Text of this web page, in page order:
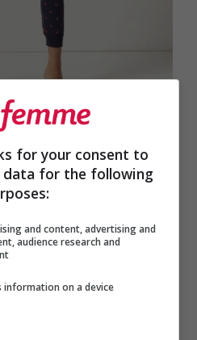
per poter passare una
meravigliosi, per
di meglio che un
maglia morbida
completo incredibile!
for your consent to
data for the following
and content, advertising and
audience research and
information on a device